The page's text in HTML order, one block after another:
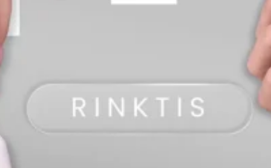
Rewards“